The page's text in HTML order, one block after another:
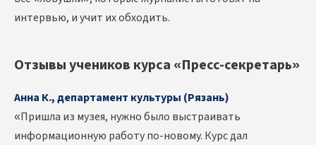
интервью, и учит их обходить.
Отзывы учеников курса «Пресс-секретарь»
Анна К., департамент культуры (Рязань)
«Пришла из музея, нужно было выстраивать
информационную работу по-новому. Курс дал